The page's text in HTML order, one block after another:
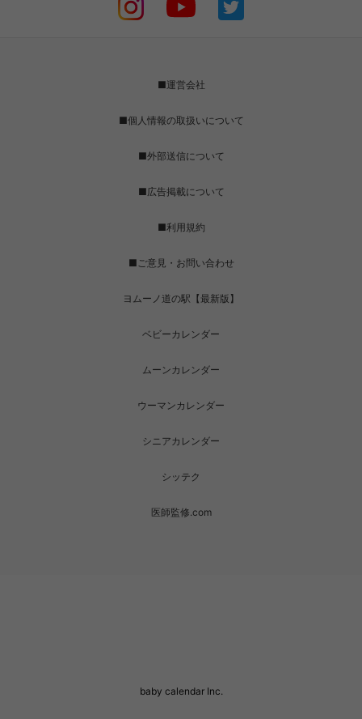
■運営会社
■個人情報の取扱いについて
■外部送信について
■広告掲載について
■利用規約
■ご意見・お問い合わせ
ヨムーノ道の駅【最新版】
ベビーカレンダー
ムーンカレンダー
ウーマンカレンダー
シニアカレンダー
シッテク
医師監修.com
baby calendar Inc.